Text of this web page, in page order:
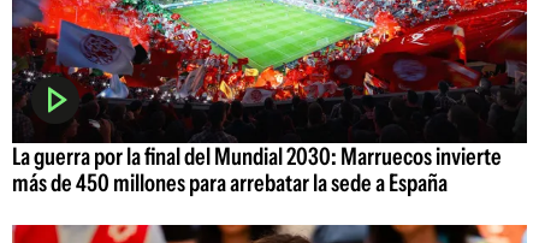
La guerra por la final del Mundial 2030: Marruecos invierte
más de 450 millones para arrebatar la sede a España